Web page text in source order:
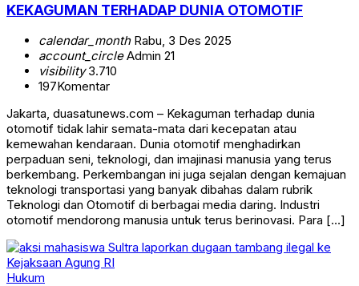
KEKAGUMAN TERHADAP DUNIA OTOMOTIF
calendar_monthRabu, 3 Des 2025
account_circleAdmin 21
visibility3.710
197Komentar
Jakarta, duasatunews.com – Kekaguman terhadap dunia
otomotif tidak lahir semata-mata dari kecepatan atau
kemewahan kendaraan. Dunia otomotif menghadirkan
perpaduan seni, teknologi, dan imajinasi manusia yang terus
berkembang. Perkembangan ini juga sejalan dengan kemajuan
teknologi transportasi yang banyak dibahas dalam rubrik
Teknologi dan Otomotif di berbagai media daring. Industri
otomotif mendorong manusia untuk terus berinovasi. Para […]
Hukum